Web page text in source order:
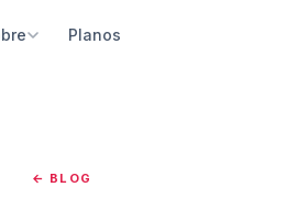
Planos
← BLOG